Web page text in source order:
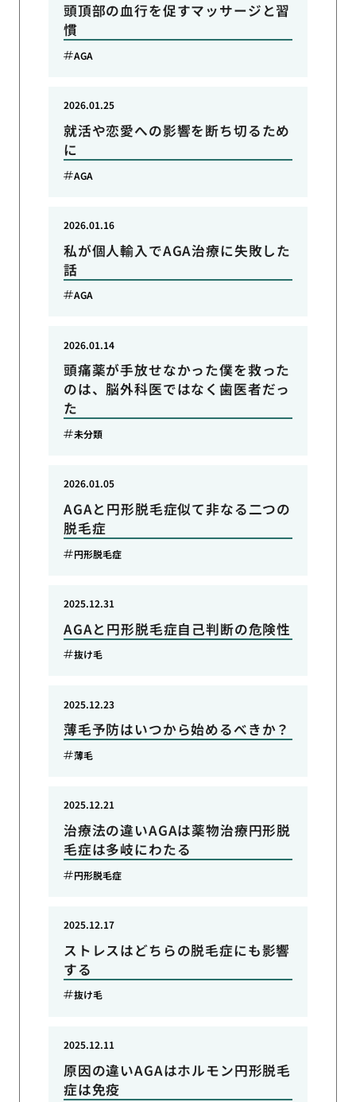
頭頂部の血行を促すマッサージと習
慣
AGA
就活や恋愛への影響を断ち切るため
に
2026.01.25
AGA
私が個人輸入でAGA治療に失敗した
話
2026.01.16
AGA
頭痛薬が手放せなかった僕を救った
のは、脳外科医ではなく歯医者だっ
た
2026.01.14
未分類
AGAと円形脱毛症似て非なる二つの
脱毛症
2026.01.05
円形脱毛症
AGAと円形脱毛症自己判断の危険性
2025.12.31
抜け毛
薄毛予防はいつから始めるべきか？
2025.12.23
薄毛
治療法の違いAGAは薬物治療円形脱
毛症は多岐にわたる
2025.12.21
円形脱毛症
ストレスはどちらの脱毛症にも影響
する
2025.12.17
抜け毛
原因の違いAGAはホルモン円形脱毛
症は免疫
2025.12.11